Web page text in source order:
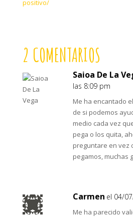
positivo/
2 COMENTARIOS
Saioa De La
las 8:09 pm
Me ha encantado
de si podemos
medio cada vez
pega o los quita,
preguntare en vez
pegamos, muchas
Carmen el 04/
Me ha parecido